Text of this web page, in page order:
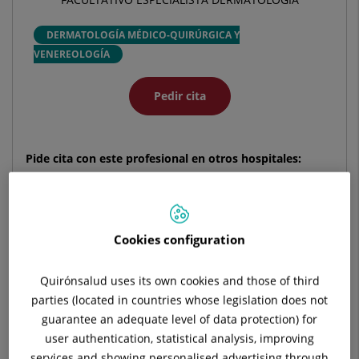
DERMATOLOGÍA MÉDICO-QUIRÚRGICA Y
VENEREOLOGÍA
Pedir cita
Pide cita con este profesional en otros hospitales:
Hospital Universitario Ruber Juan Bravo
28006 Madrid
910 687 999
Cookies configuration
Quirónsalud uses its own cookies and those of third
parties (located in countries whose legislation does not
guarantee an adequate level of data protection) for
user authentication, statistical analysis, improving